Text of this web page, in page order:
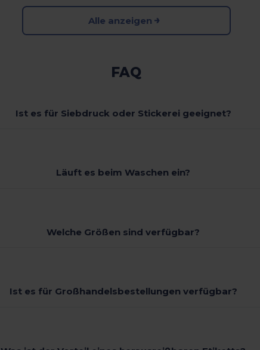
Alle anzeigen
FAQ
Ist es für Siebdruck oder Stickerei geeignet?
Läuft es beim Waschen ein?
Welche Größen sind verfügbar?
Ist es für Großhandelsbestellungen verfügbar?